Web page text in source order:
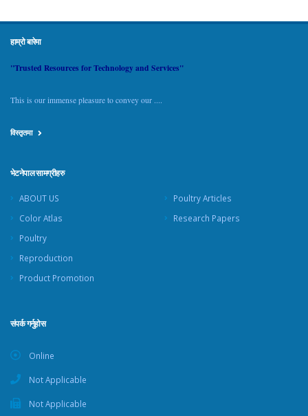
हाम्रो बारेमा
"Trusted Resources for Technology and Services"
This is our immense pleasure to convey our ....
विस्तृतमा
भेटनेपाल सामग्रीहरु
ABOUT US
Color Atlas
Poultry
Reproduction
Product Promotion
Poultry Articles
Research Papers
संपर्क गर्नुहोस
Online
Not Applicable
Not Applicable